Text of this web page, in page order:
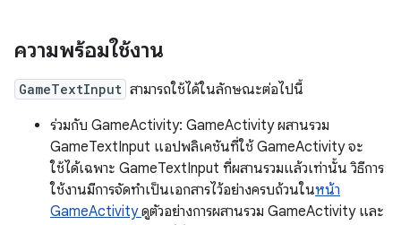
ความพร้อมใช้งาน
GameTextInput สามารถใช้ได้ในลักษณะต่อไปนี้
ร่วมกับ GameActivity: GameActivity ผสานรวม
GameTextInput แอปพลิเคชันที่ใช้ GameActivity จะ
ใช้ได้เฉพาะ GameTextInput ที่ผสานรวมแล้วเท่านั้น วิธีการ
ใช้งานมีการจัดทำเป็นเอกสารไว้อย่างครบถ้วนในหน้า
GameActivityดูตัวอย่างการผสานรวม GameActivity และ